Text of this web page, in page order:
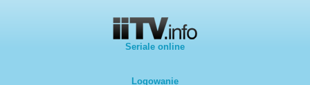
Seriale online
Logowanie